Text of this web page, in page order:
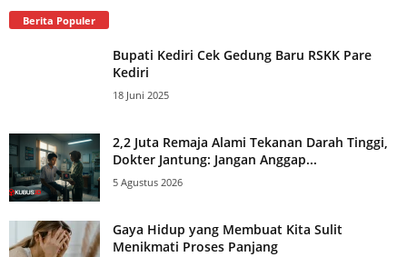
Berita Populer
Bupati Kediri Cek Gedung Baru RSKK Pare
Kediri
18 Juni 2025
2,2 Juta Remaja Alami Tekanan Darah Tinggi,
Dokter Jantung: Jangan Anggap...
5 Agustus 2026
Gaya Hidup yang Membuat Kita Sulit
Menikmati Proses Panjang